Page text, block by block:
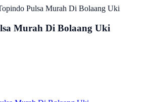
Pulsa Murah Di Bolaang Uki
Murah Di Bolaang Uki